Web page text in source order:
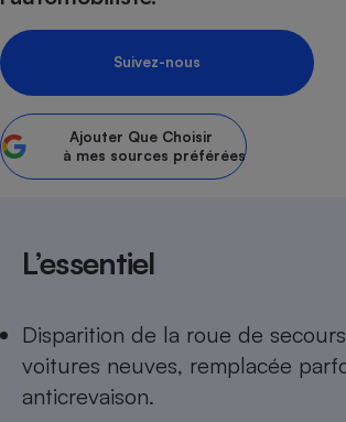
Suivez-nous
Ajouter Que Choisir
à mes sources préférées
L’essentiel
Disparition de la roue de
voitures neuves, remplacée
anticrevaison.
Petit